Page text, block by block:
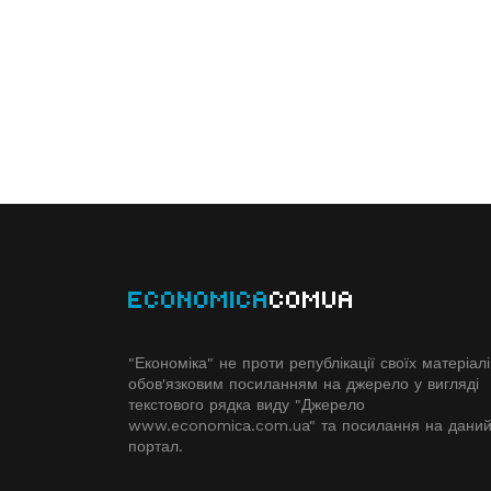
ECONOMICACOMUA
"Економіка" не проти републікації своїх
обов'язковим посиланням на джерело у вигляді
текстового рядка виду "Джерело
www.economiсa.com.ua" та посилання на даний
портал.